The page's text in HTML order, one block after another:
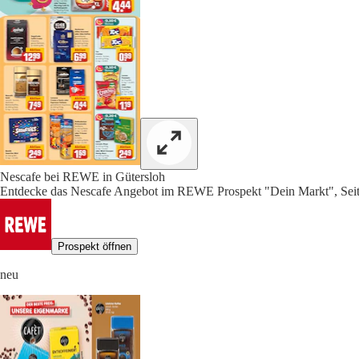
Nescafe bei REWE in Gütersloh
Entdecke das Nescafe Angebot im REWE Prospekt "Dein Markt",
Prospekt öffnen
neu